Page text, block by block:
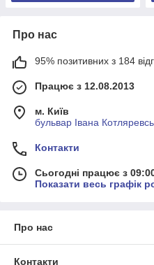
Про нас
95% позитивних з 184
Працює з 12.08.2013
м. Київ
бульвар Івана
Контакти
Сьогодні працює з
Показати весь графік
Про нас
Контакти